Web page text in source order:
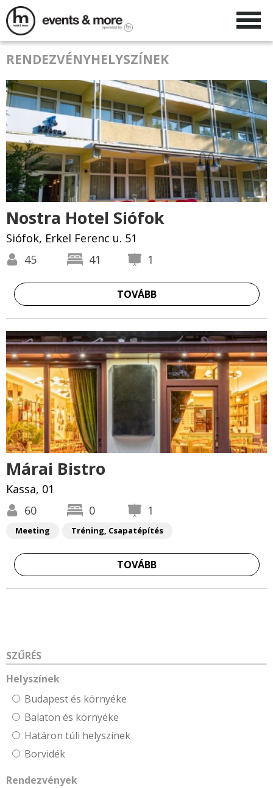
RENDEZVÉNYHELYSZÍNEK
TOVÁBB
Nostra Hotel Siófok
Siófok, Erkel Ferenc u. 51
45
41 1
TOVÁBB
Márai Bistro
Kassa, 01
60
0 1
Meeting Tréning, Csapatépítés
SZŰRÉS
Helyszínek
Budapest és környéke
Balaton és környéke
Határon túli helyszínek
Borvidék
Rendezvények